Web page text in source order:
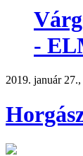
-
2019. január